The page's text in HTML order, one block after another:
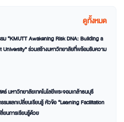
ดูทั้งหมด
ม “KMUTT Awakening Risk DNA: Building a
University” ร่วมสร้างมหาวิทยาลัยที่พร้อมรับความ
มหาวิทยาลัยเทคโนโลยีพระจอมเกล้าธนบุรี
มแลกเปลี่ยนเรียนรู้ หัวข้อ “Learning Facilitation
ยนการเรียนรู้ด้วย